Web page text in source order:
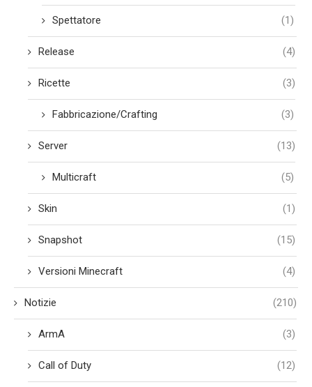
Spettatore (1)
Release (4)
Ricette (3)
Fabbricazione/Crafting (3)
Server (13)
Multicraft (5)
Skin (1)
Snapshot (15)
Versioni Minecraft (4)
Notizie (210)
ArmA (3)
Call of Duty (12)